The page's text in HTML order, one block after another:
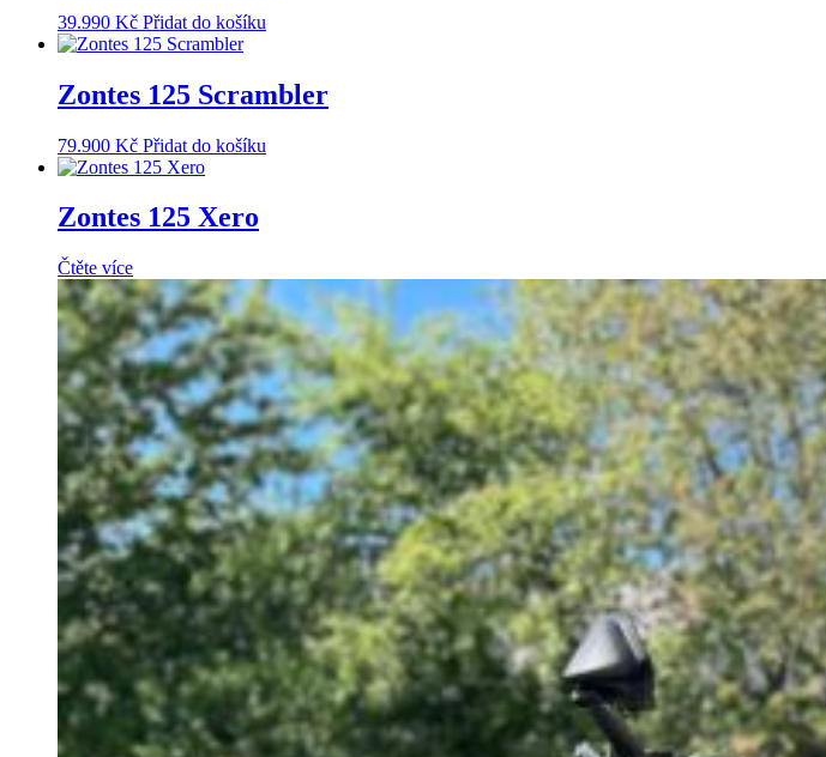
39.990 Kč Přidat do košíku
Zontes 125 Scrambler
79.900 Kč Přidat do košíku
Zontes 125 Xero
Čtěte více